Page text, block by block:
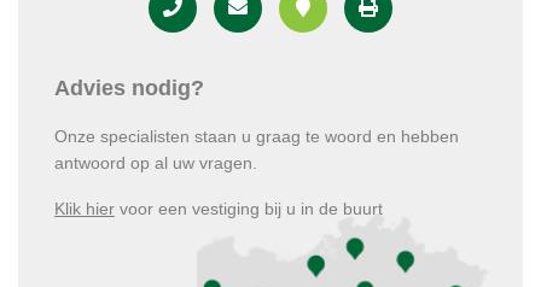
Advies nodig?
Onze specialisten staan u graag te woord en hebben
antwoord op al uw vragen.
Klik hier voor een vestiging bij u in de buurt